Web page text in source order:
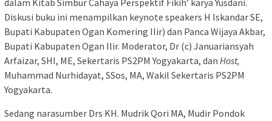
dalam Kitab Simbur Cahaya Perspektif Fikih’ karya Yusdani.
Diskusi buku ini menampilkan keynote speakers H Iskandar SE,
Bupati Kabupaten Ogan Komering Ilir) dan Panca Wijaya Akbar,
Bupati Kabupaten Ogan Ilir. Moderator, Dr (c) Januariansyah
Arfaizar, SHI, ME, Sekertaris PS2PM Yogyakarta, dan Host,
Muhammad Nurhidayat, SSos, MA, Wakil Sekertaris PS2PM
Yogyakarta.
Sedang narasumber Drs KH. Mudrik Qori MA, Mudir Pondok